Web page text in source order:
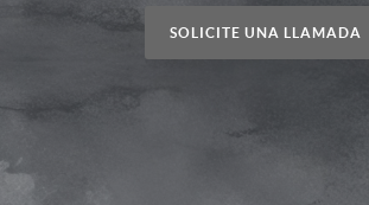
SOLICITE UNA LLAMADA